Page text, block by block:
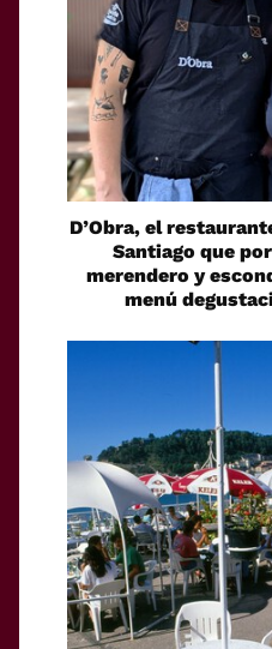
D’Obra, el
Santiago que
merendero y
menú